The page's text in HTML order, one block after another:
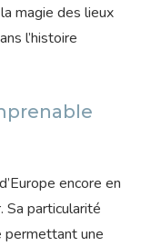
magie des lieux
l’histoire
encore en
Sa particularité
permettant une